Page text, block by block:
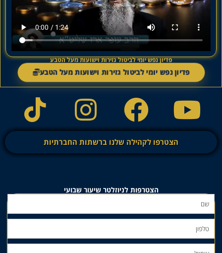
פדיון נפש יומי לביטול גזירות וישועות מעל הטבע
פדיון נפש יומי לביטול גזירות וישועות מעל הטבע
הצטרפו לקהילה שלנו ברשתות החברתיות
הצטרפות לניוזלטר שיעור שבועי